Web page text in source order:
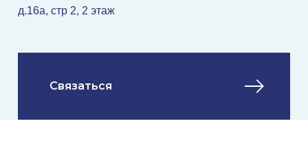
д.16а, стр 2, 2 этаж
Связаться